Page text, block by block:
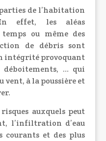
de l’habitation
effet, les aléas
ou même des
de débris sont
intégrité provoquant
déboitements, … qui
vent, à la poussière et
auxquels peut
l’infiltration d’eau
courants et des plus